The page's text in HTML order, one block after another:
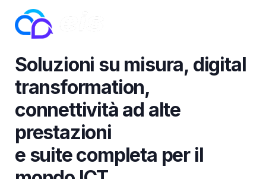
Soluzioni su misura, digital
transformation,
connettività ad alte
prestazioni
e suite completa per il